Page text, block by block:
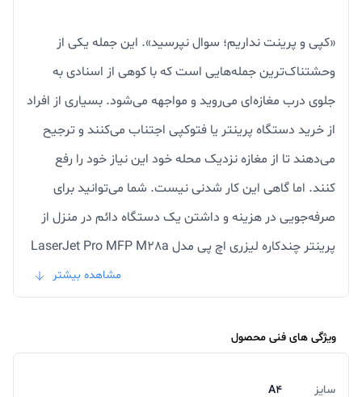
«کپی و پرینت نداریم؛ سوال نپرسید». این جمله یکی از
وحشتناک‌ترین جمله‌هایی است که با کوهی از اسنادی به
جلوی درب مغازه‌ای می‌روید و مواجهه می‌شود. بسیاری از افراد
از خرید دستگاه پرینتر یا فتوکپی اجتناب می‌کنند و ترجیح
می‌دهند تا از مغازه نزدیک محله خود این نیاز خود را رفع
کنند. اما گاهی این کار شدنی نیست. شما می‌توانید برای
صرفه‌جویی در هزینه و داشتن یک دستگاه دائم در منزل از
پرینتر چندکاره لیزری اچ پی مدل LaserJet Pro MFP M28a
استفاده کنید. این دستگاه به صورت همزمان سه کار پرینت،
بی نیاز می‌کند. این مدل اچ پی دارای چاپ لیزری است که
برای شما به‌صرفه تمام می‌شود زیرا دیگر مجبور به خرید چند
مشاهده بیشتر
ویژگی های فنی محصول
سایز
A4